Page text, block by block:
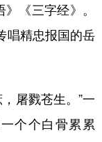
《三字经》。
唱精忠报国的岳
屠戮苍生。”一
个个白骨累累